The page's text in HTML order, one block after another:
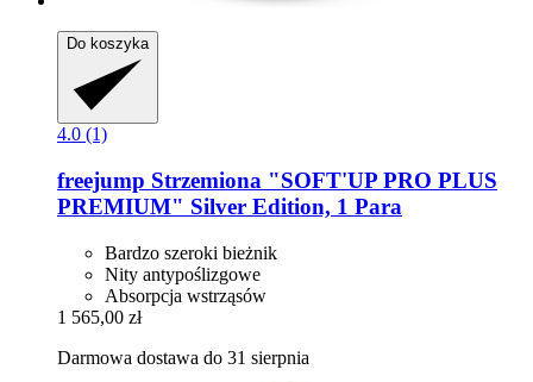
Do koszyka
4.0 (1)
freejump Strzemiona "SOFT'UP PRO PLUS
PREMIUM" Silver Edition, 1 Para
Bardzo szeroki bieżnik
Nity antypoślizgowe
Absorpcja wstrząsów
1 565,00 zł
Darmowa dostawa do 31 sierpnia